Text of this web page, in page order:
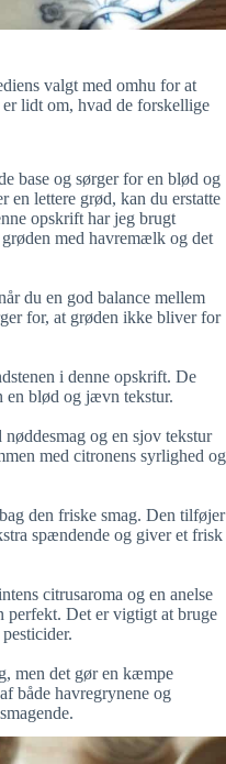
valgt med omhu for at
er lidt om, hvad de forskellige
base og sørger for en blød og
en lettere grød, kan du erstatte
opskrift har jeg brugt
med havremælk og det
du en god balance mellem
for, at grøden ikke bliver for
i denne opskrift. De
en blød og jævn tekstur.
og en sjov tekstur
med citronens syrlighed og
den friske smag. Den tilføjer
spændende og giver et frisk
citrusaroma og en anelse
perfekt. Det er vigtigt at bruge
men det gør en kæmpe
både havregrynene og